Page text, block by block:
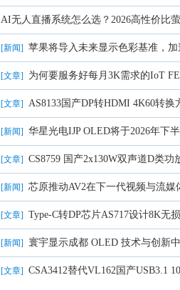
AI无人直播系统怎么选？2026高性价比
[新闻] 苹果将导入未来显示色彩基准，
[文章] 为何要服务好每月3K需求的IoT
[文章] AS8133国产DP转HDMI 4K60转换
[新闻] 华星光电IJP OLED将于2026年下
[文章] CS8759 国产2x130W双声道D类功
[新闻] 芯原推动AV2在下一代视频与流媒
[文章] Type-C转DP芯片AS717设计8K无
[新闻] 寰宇显示成都 OLED 技术与创新
[文章] CSA3412替代VL162国产USB3.1